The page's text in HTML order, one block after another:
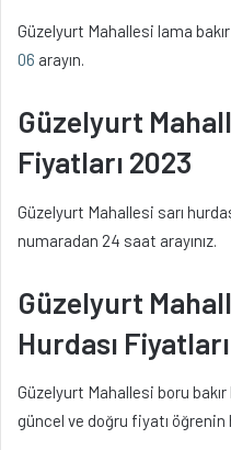
Güzelyurt Mahallesi lama
06 arayın.
Güzelyurt
Fiyatları 2023
Güzelyurt Mahallesi sarı
numaradan 24 saat arayınız.
Güzelyurt
Hurdası
Güzelyurt Mahallesi boru
güncel ve doğru fiyatı öğrenin